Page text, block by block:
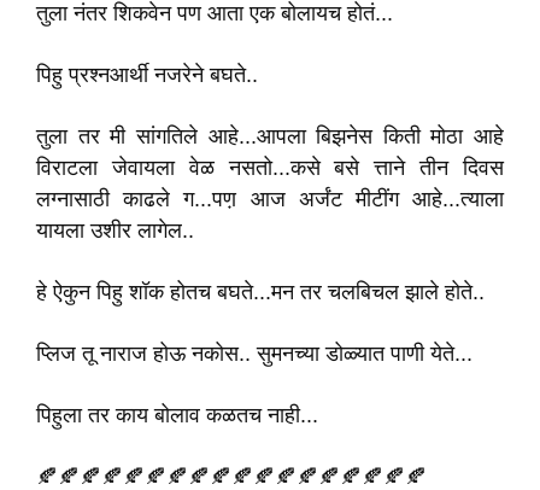
तुला नंतर शिकवेन पण आता एक बोलायच होतं...
पिहु प्रश्नआर्थी नजरेने बघते..
तुला तर‌ मी सांगतिले आहे...आपला बिझनेस किती मोठा आहे
विराटला जेवायला वेळ नसतो...कसे बसे त्ताने तीन दिवस
लग्नासाठी काढले ग...पण़ आज अर्जंट‌ मीटींग आहे...त्याला
यायला उशीर लागेल..
हे ऐकुन पिहु शॉक होतच बघते...मन तर‌ चलबिचल झाले होते..
प्लिज तू नाराज होऊ नकोस.. सुमनच्या डोळ्यात पाणी येते...
पिहुला तर‌ काय बोलाव कळतच‌ नाही...
🍂🍂🍂🍂🍂🍂🍂🍂🍂🍂🍂🍂🍂🍂🍂🍂🍂🍂